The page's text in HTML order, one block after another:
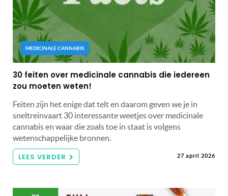
MEDICINALE CANNABIS
30 feiten over medicinale cannabis die iedereen
zou moeten weten!
Feiten zijn het enige dat telt en daarom geven we je in
sneltreinvaart 30 interessante weetjes over medicinale
cannabis en waar die zoals toe in staat is volgens
wetenschappelijke bronnen.
LEES VERDER 27 april 2026